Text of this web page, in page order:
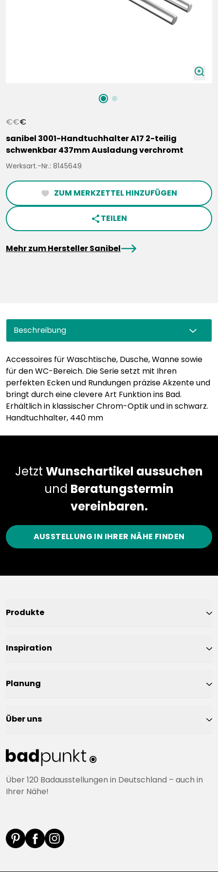
zoomIn
€€€
sanibel 3001-Handtuchhalter A17 2-teilig
schwenkbar 437mm Ausladung verchromt
Werksart.-Nr.: 8145649
heartFilled ZUM MERKZETTEL HINZUFÜGEN
share TEILEN
Mehr zum Hersteller SanibelarrowRight
Beschreibung
Accessoires für Waschtische, Dusche, Wanne sowie
für den WC-Bereich. Die Serie setzt mit Ihren
perfekten Ecken und Rundungen präzise Akzente und
bringt durch eine clevere Art Funktion ins Bad.
Erhältlich in klassischer Chrom-Optik und in schwarz.
Handtuchhalter, 440 mm
Jetzt Wunschartikel aussuchen
und Beratungstermin
vereinbaren.
AUSSTELLUNG IN IHRER NÄHE FINDEN
Über 120 Badausstellungen in Deutschland – auch in
Ihrer Nähe!
Produkte
Inspiration
Planung
Über uns